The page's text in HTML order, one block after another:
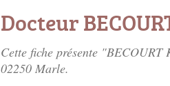
Docteur
Cette fiche présente "BECOURT
02250 Marle.